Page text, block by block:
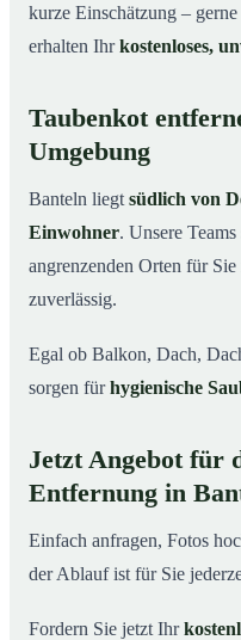
kurze Einschätzung –
erhalten Ihrkostenloses,
Taubenkot
Umgebung
Banteln liegt südlich von
Einwohner. Unsere
angrenzenden Orten für
zuverlässig.
Egal ob Balkon, Dach,
sorgen fürhygienische
Jetzt Angebot für
Entfernung in
Einfach anfragen, Fotos
der Ablauf ist für Sie
Fordern Sie jetzt Ihr